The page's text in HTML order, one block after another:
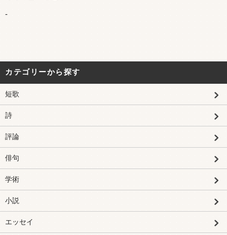
-
カテゴリーから探す
短歌
詩
評論
俳句
学術
小説
エッセイ